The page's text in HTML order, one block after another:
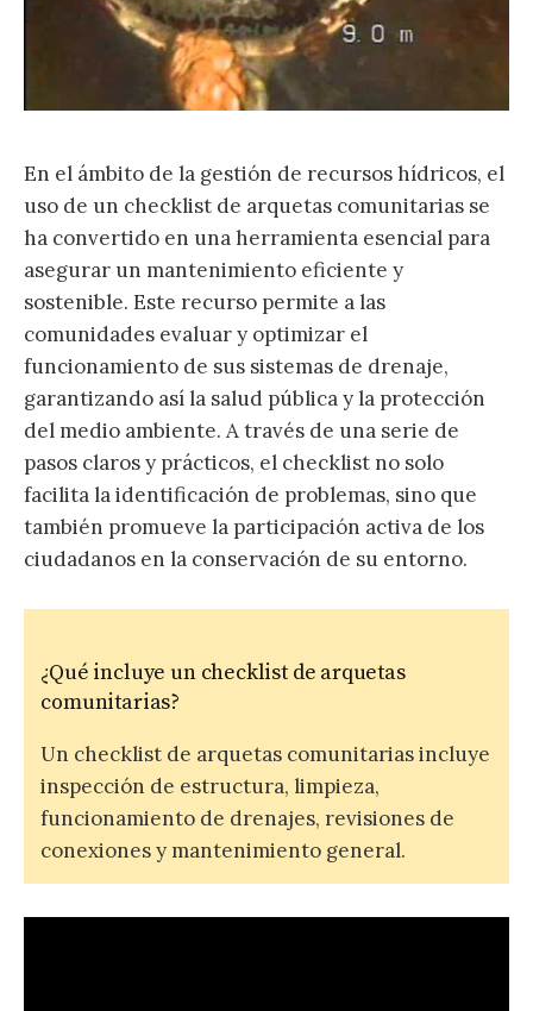
En el ámbito de la gestión de recursos hídricos, el
uso de un checklist de arquetas comunitarias se
ha convertido en una herramienta esencial para
asegurar un mantenimiento eficiente y
sostenible. Este recurso permite a las
comunidades evaluar y optimizar el
funcionamiento de sus sistemas de drenaje,
garantizando así la salud pública y la protección
del medio ambiente. A través de una serie de
pasos claros y prácticos, el checklist no solo
facilita la identificación de problemas, sino que
también promueve la participación activa de los
ciudadanos en la conservación de su entorno.
¿Qué incluye un checklist de arquetas
comunitarias?
Un checklist de arquetas comunitarias incluye
inspección de estructura, limpieza,
funcionamiento de drenajes, revisiones de
conexiones y mantenimiento general.